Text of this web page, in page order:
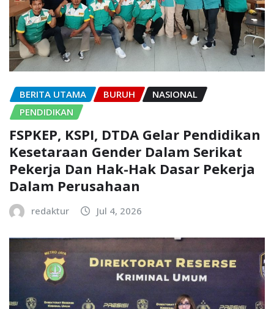
BERITA UTAMA BURUH
NASIONAL
PENDIDIKAN
FSPKEP, KSPI, DTDA Gelar Pendidikan
Kesetaraan Gender Dalam Serikat
Pekerja Dan Hak-Hak Dasar Pekerja
Dalam Perusahaan
redaktur Jul 4, 2026